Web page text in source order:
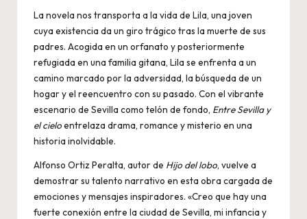
La novela nos transporta a la vida de Lila, una joven
cuya existencia da un giro trágico tras la muerte de sus
padres. Acogida en un orfanato y posteriormente
refugiada en una familia gitana, Lila se enfrenta a un
camino marcado por la adversidad, la búsqueda de un
hogar y el reencuentro con su pasado. Con el vibrante
escenario de Sevilla como telón de fondo, Entre Sevilla y
el cieloentrelaza drama, romance y misterio en una
historia inolvidable.
Alfonso Ortiz Peralta, autor de Hijo del lobo, vuelve a
demostrar su talento narrativo en esta obra cargada de
emociones y mensajes inspiradores. «Creo que hay una
fuerte conexión entre la ciudad de Sevilla, mi infancia y